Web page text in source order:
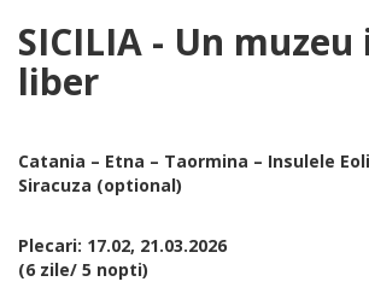
SICILIA - Un
liber
Catania – Etna – Taormina – Insulele
Siracuza (optional)
Plecari: 17.02, 21.03.2026
(6 zile/ 5 nopti)